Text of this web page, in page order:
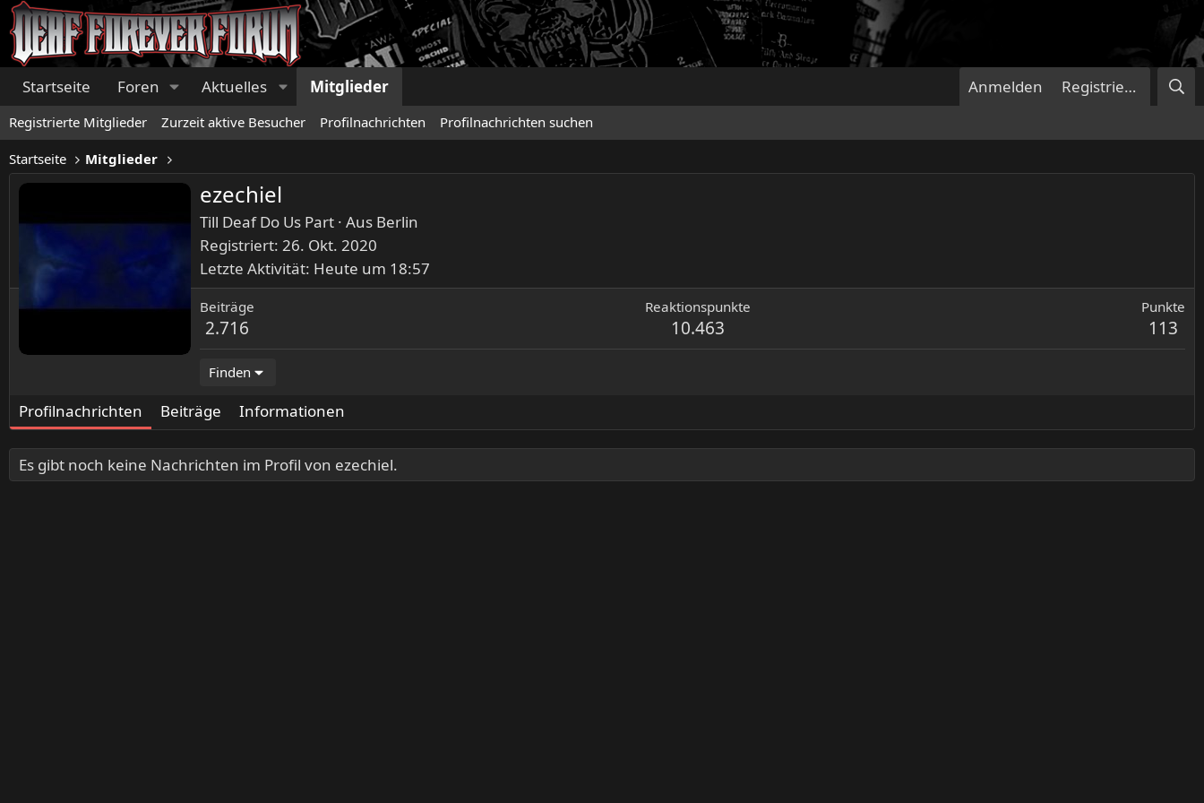
Startseite Foren Aktuelles Mitglieder Anmelden Registrieren
Registrierte Mitglieder Zurzeit aktive Besucher Profilnachrichten Profilnachrichten suchen
Startseite Mitglieder
ezechiel
Till Deaf Do Us Part · Aus Berlin
Registriert 26. Okt. 2020
Letzte Aktivität Heute um 18:57
Beiträge
2.716
Reaktionspunkte
10.463
Punkte
113
Finden
Profilnachrichten Beiträge Informationen
Es gibt noch keine Nachrichten im Profil von ezechiel.